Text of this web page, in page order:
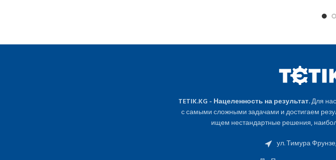
TETIK.KG - Нацеленность на результат.Для
с самыми сложными задачами и достигаем
ищем нестандартные решения,
ул. Тимура